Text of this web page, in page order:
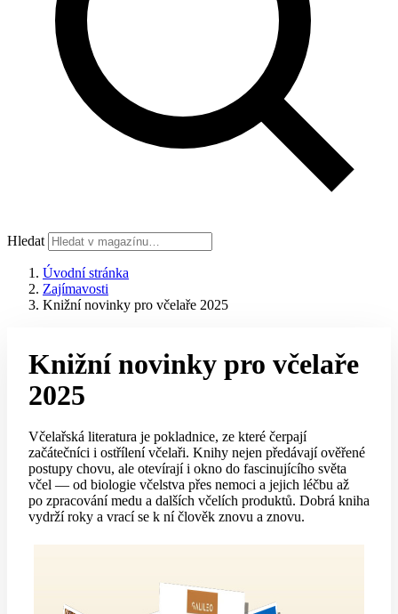
Hledat
Úvodní stránka
Zajímavosti
Knižní novinky pro včelaře 2025
Knižní novinky pro včelaře
2025
Včelařská literatura je pokladnice, ze které čerpají
začátečníci i ostřílení včelaři. Knihy nejen předávají ověřené
postupy chovu, ale otevírají i okno do fascinujícího světa
včel — od biologie včelstva přes nemoci a jejich léčbu až
po zpracování medu a dalších včelích produktů. Dobrá kniha
vydrží roky a vrací se k ní člověk znovu a znovu.